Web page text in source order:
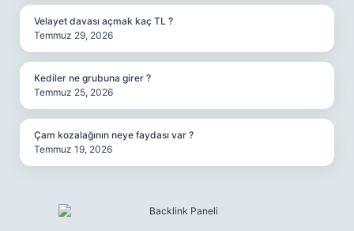
Velayet davası açmak kaç TL ?
Temmuz 29, 2026
Kediler ne grubuna girer ?
Temmuz 25, 2026
Çam kozalağının neye faydası var ?
Temmuz 19, 2026